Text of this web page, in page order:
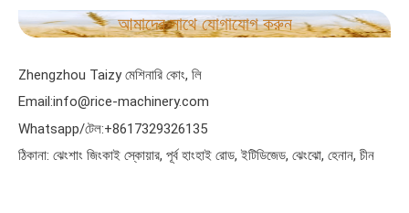
আমাদের সাথে যোগাযোগ করুন
Zhengzhou Taizy মেশিনারি কোং, লি
Email:info@rice-machinery.com
Whatsapp/টেল:+8617329326135
ঠিকানা: ঝেংশাং জিংকাই স্কোয়ার, পূর্ব হাংহাই রোড, ইটিডিজেড, ঝেংঝো, হেনান, চীন